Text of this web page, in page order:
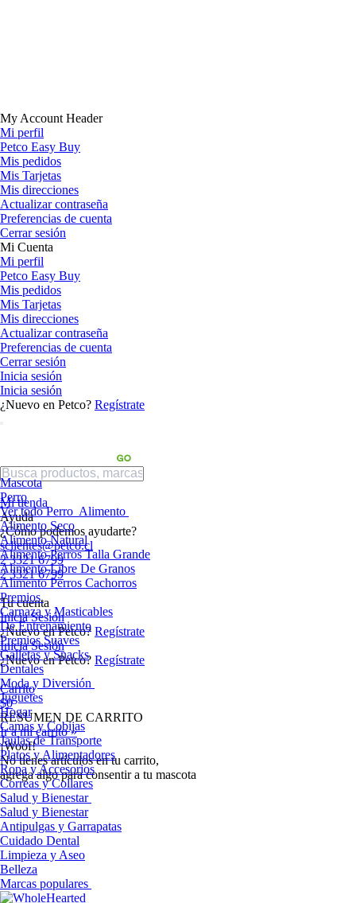
My Account Header
Mi perfil
Petco Easy Buy
Mis pedidos
Mis Tarjetas
Mis direcciones
Actualizar contraseña
Preferencias de cuenta
Cerrar sesión
Mi Cuenta
Mi perfil
Petco Easy Buy
Mis pedidos
Mis Tarjetas
Mis direcciones
Actualizar contraseña
Preferencias de cuenta
Cerrar sesión
Inicia sesión
Inicia sesión
¿Nuevo en Petco? Regístrate
Mi tienda
Ayuda
¿Cómo podemos ayudarte?
sclientes@petco.cl
2 3321 6799
2 3321 6799
Tu cuenta
Inicia Sesión
¿Nuevo en Petco? Regístrate
Inicia Sesión
¿Nuevo en Petco? Regístrate
Carrito
$0
RESUMEN DE CARRITO
Ir a mi carrito »
¡Woof!
No tíenes artículos en tu carrito,
agrega algo para consentir a tu mascota
Mascota
Perro
Ver todo Perro Alimento
Alimento Seco
Alimento Natural
Alimento Perros Talla Grande
Alimento Libre De Granos
Alimento Perros Cachorros
Premios
Carnaza y Masticables
De Entrenamiento
Premios Suaves
Galletas y Snacks
Dentales
Moda y Diversión
Juguetes
Hogar
Camas y Cobijas
Jaulas de Transporte
Platos y Alimentadores
Ropa y Accesorios
Correas y Collares
Salud y Bienestar
Salud y Bienestar
Antipulgas y Garrapatas
Cuidado Dental
Limpieza y Aseo
Belleza
Marcas populares